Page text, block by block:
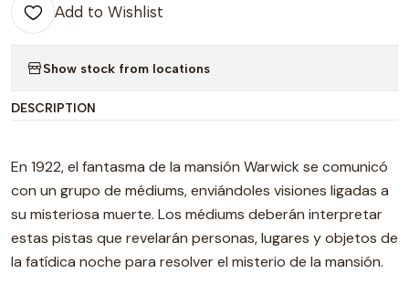
Add to Wishlist
Show stock from locations
DESCRIPTION
En 1922, el fantasma de la mansión Warwick se comunicó
con un grupo de médiums, enviándoles visiones ligadas a
su misteriosa muerte. Los médiums deberán interpretar
estas pistas que revelarán personas, lugares y objetos de
la fatídica noche para resolver el misterio de la mansión.